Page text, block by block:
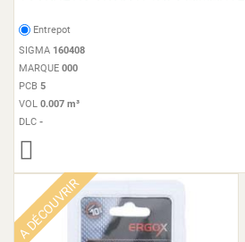
Entrepot
SIGMA 160408
MARQUE 000
PCB 5
VOL 0.007 m³
DLC -
A DÉCOUVRIR